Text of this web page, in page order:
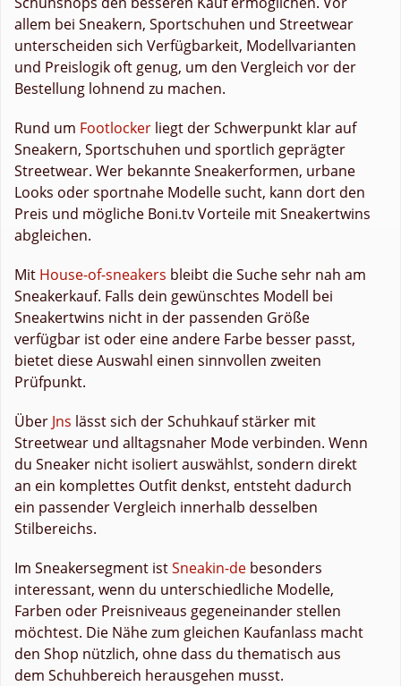
allem bei Sneakern, Sportschuhen und Streetwear
unterscheiden sich Verfügbarkeit, Modellvarianten
und Preislogik oft genug, um den Vergleich vor der
Bestellung lohnend zu machen.
Rund um Footlocker liegt der Schwerpunkt klar auf
Sneakern, Sportschuhen und sportlich geprägter
Streetwear. Wer bekannte Sneakerformen, urbane
Looks oder sportnahe Modelle sucht, kann dort den
Preis und mögliche Boni.tv Vorteile mit Sneakertwins
abgleichen.
Mit House-of-sneakers bleibt die Suche sehr nah am
Sneakerkauf. Falls dein gewünschtes Modell bei
Sneakertwins nicht in der passenden Größe
verfügbar ist oder eine andere Farbe besser passt,
bietet diese Auswahl einen sinnvollen zweiten
Prüfpunkt.
Über Jns lässt sich der Schuhkauf stärker mit
Streetwear und alltagsnaher Mode verbinden. Wenn
du Sneaker nicht isoliert auswählst, sondern direkt
an ein komplettes Outfit denkst, entsteht dadurch
ein passender Vergleich innerhalb desselben
Stilbereichs.
Im Sneakersegment istSneakin-de besonders
interessant, wenn du unterschiedliche Modelle,
Farben oder Preisniveaus gegeneinander stellen
möchtest. Die Nähe zum gleichen Kaufanlass macht
den Shop nützlich, ohne dass du thematisch aus
dem Schuhbereich herausgehen musst.